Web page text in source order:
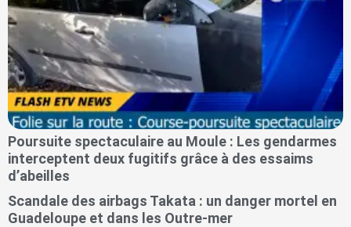
Poursuite spectaculaire au Moule : Les gendarmes
interceptent deux fugitifs grâce à des essaims
d’abeilles
Scandale des airbags Takata : un danger mortel en
Guadeloupe et dans les Outre-mer